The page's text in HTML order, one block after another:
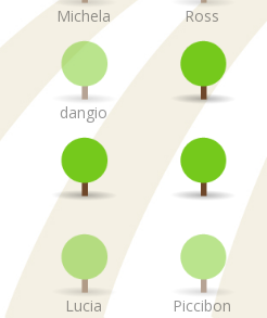
Michela Ross
dangio
Lucia Piccibon